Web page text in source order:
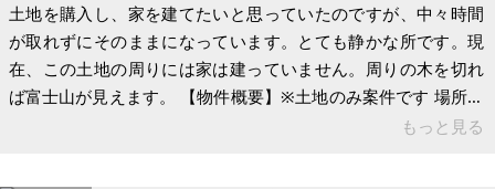
土地を購入し、家を建てたいと思っていたのですが、中々時間
が取れずにそのままになっています。とても静かな所です。現
在、この土地の周りには家は建っていません。周りの木を切れ
ば富士山が見えます。 【物件概要】※土地のみ案件です 場所：
山梨県南都留郡富士河口湖町富士ヶ嶺 土地：881㎡ 建物：なし
もっと見る